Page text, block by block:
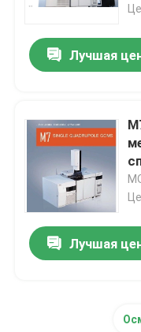
Проверка
Свяжитесь мы
Спросите цитату
Атомный
Лучшая
Лучшая